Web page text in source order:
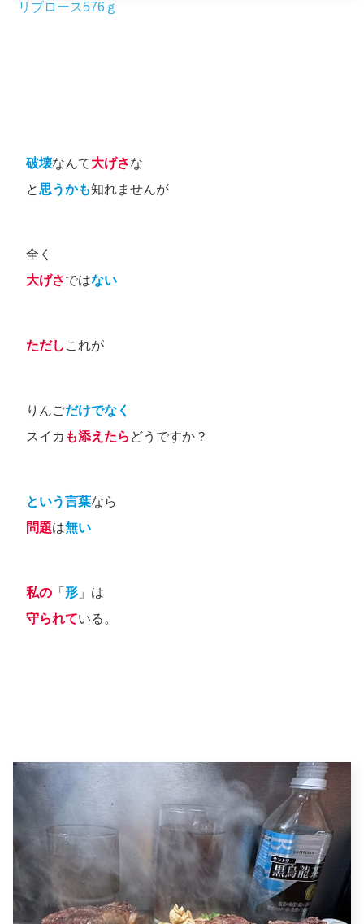
リブロース576ｇ
破壊なんて大げさな
と思うかも知れませんが
全く
大げさではない
ただし これが
りんごだけでなく
スイカ も添えたら どうですか？
という言葉なら
問題は無い
私の 「 形 」は
守られている。